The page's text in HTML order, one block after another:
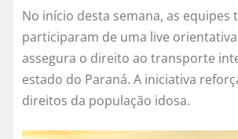
No início desta semana, as equipes
participaram de uma live
assegura o direito ao transporte
estado do Paraná. A iniciativa
direitos da população idosa.